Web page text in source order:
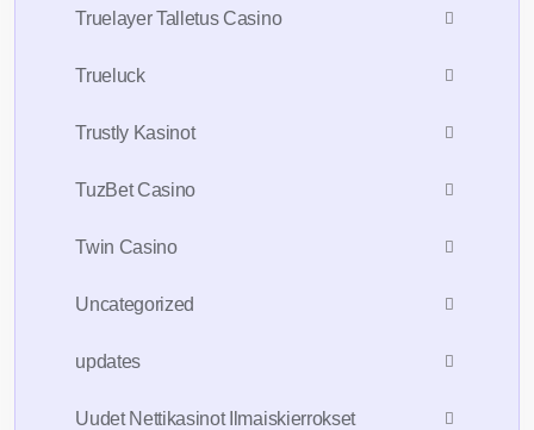
Truelayer Talletus Casino
Trueluck
Trustly Kasinot
TuzBet Casino
Twin Casino
Uncategorized
updates
Uudet Nettikasinot Ilmaiskierrokset